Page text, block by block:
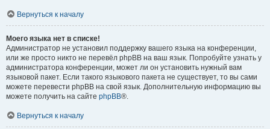
Вернуться к началу
Моего языка нет в списке!
Администратор не установил поддержку вашего языка на конференции,
или же просто никто не перевёл phpBB на ваш язык. Попробуйте узнать у
администратора конференции, может ли он установить нужный вам
языковой пакет. Если такого языкового пакета не существует, то вы сами
можете перевести phpBB на свой язык. Дополнительную информацию вы
можете получить на сайте phpBB®.
Вернуться к началу